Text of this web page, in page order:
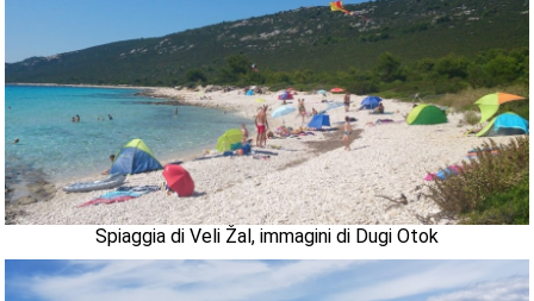
Spiaggia di Veli Žal, immagini di Dugi Otok